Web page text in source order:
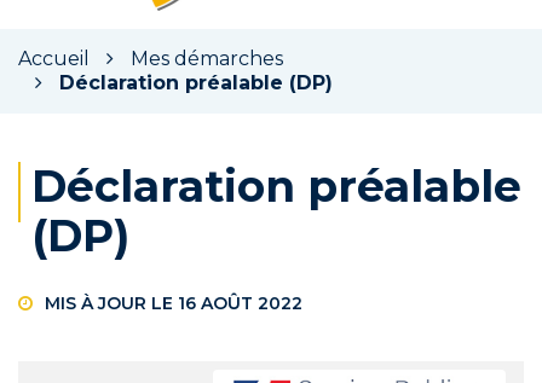
Accueil
Mes démarches
Déclaration préalable (DP)
Déclaration préalable
(DP)
MIS À JOUR LE 16 AOÛT 2022